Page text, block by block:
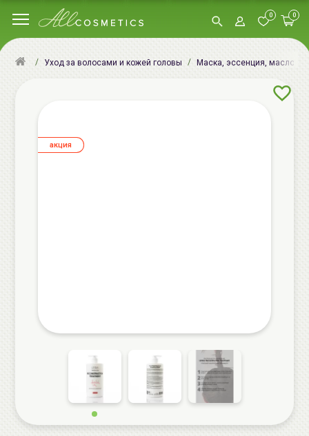
0 0
Уход за волосами и кожей головы Маска, эссенция, масло,
aкция